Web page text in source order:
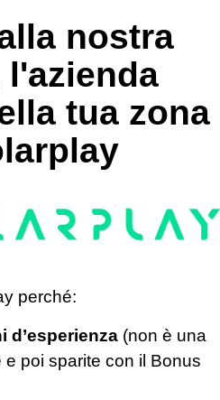
nostra
tua zona
perché:
d’esperienza (non è una
poi sparite con il Bonus